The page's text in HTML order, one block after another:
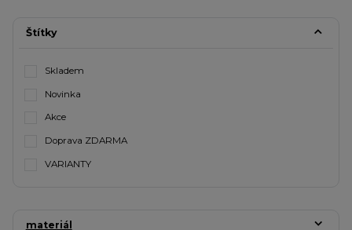
Štítky
Skladem
Novinka
Akce
Doprava ZDARMA
VARIANTY
materiál